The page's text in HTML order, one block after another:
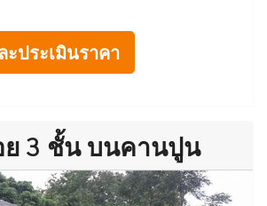
ประเมินราคา
3 ชั้น บนคานปูน